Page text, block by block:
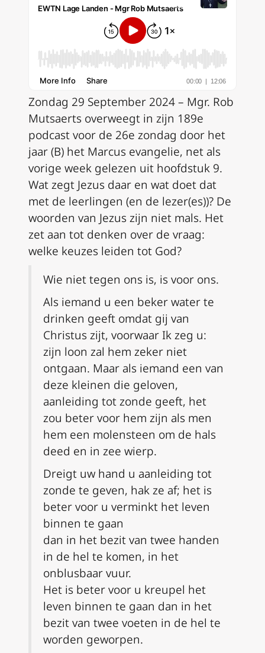
Zondag 29 September 2024 – Mgr. Rob
Mutsaerts overweegt in zijn 189e
podcast voor de 26e zondag door het
jaar (B) het Marcus evangelie, net als
vorige week gelezen uit hoofdstuk 9.
Wat zegt Jezus daar en wat doet dat
met de leerlingen (en de lezer(es))? De
woorden van Jezus zijn niet mals. Het
zet aan tot denken over de vraag:
welke keuzes leiden tot God?
Wie niet tegen ons is, is voor ons.
Als iemand u een beker water te
drinken geeft omdat gij van
Christus zijt, voorwaar Ik zeg u:
zijn loon zal hem zeker niet
ontgaan. Maar als iemand een van
deze kleinen die geloven,
aanleiding tot zonde geeft, het
zou beter voor hem zijn als men
hem een molensteen om de hals
deed en in zee wierp.
Dreigt uw hand u aanleiding tot
zonde te geven, hak ze af; het is
beter voor u verminkt het leven
binnen te gaan
dan in het bezit van twee handen
in de hel te komen, in het
onblusbaar vuur.
Het is beter voor u kreupel het
leven binnen te gaan dan in het
bezit van twee voeten in de hel te
worden geworpen.